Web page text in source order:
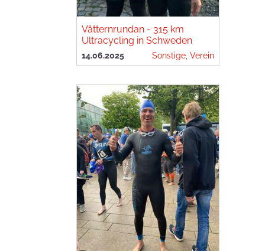
Vätternrundan - 315 km
Ultracycling in Schweden
14.06.2025 Sonstige Verein